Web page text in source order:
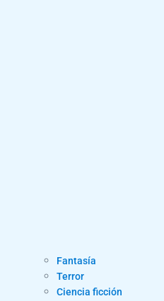
Fantasía
Terror
Ciencia ficción